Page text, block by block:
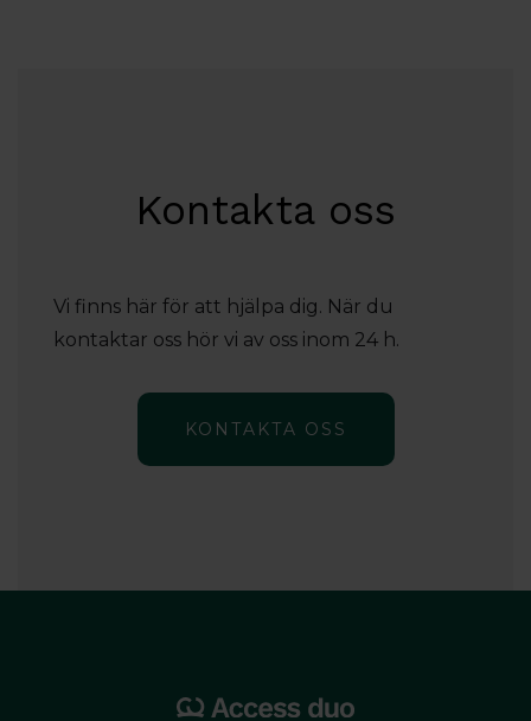
Kontakta oss
Vi finns här för att hjälpa dig. När du
kontaktar oss hör vi av oss inom 24 h.
KONTAKTA OSS